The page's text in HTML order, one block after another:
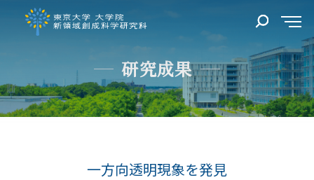
研究成果
一方向透明現象を発見